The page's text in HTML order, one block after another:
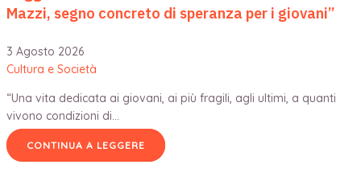
Mazzi, segno concreto di speranza per i giovani”
3 Agosto 2026
Cultura e Società
“Una vita dedicata ai giovani, ai più fragili, agli ultimi, a quanti
vivono condizioni di…
CONTINUA A LEGGERE